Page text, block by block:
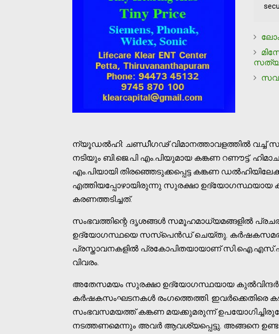
ന്യൂഡല്‍ഹി: ചണ്ഡീഗഢ് വിമാനത്താവളത്തില്‍ വച്ച്
നടിയും ബി.ജെ.പി എം.പിയുമായ കങ്കണ റണൗട്ട്.
എം.പിയായി തിരഞ്ഞെടുക്കപ്പെട്ട കങ്കണ
എത്തിയപ്പോഴായിരുന്നു സുരക്ഷാ ഉദ്യോഗസ്ഥയായ
കരണത്തടിച്ചത്.
സംഭവത്തിന്റെ ദൃശങ്ങള്‍ സമൂഹമാധ്യമങ്ങളില്‍
ഉദ്യോഗസ്ഥയെ സസ്‌പെന്‍ഡ് ചെയ്തു.
പ്രസ്താവനകളില്‍ പ്രകോപിതയായാണ്
വിവരം.
അതേസമയം സുരക്ഷാ ഉദ്യോഗസ്ഥയായ കുല്‍വിന്ദര്‍
കര്‍ഷകസംഘടനകള്‍ രംഗത്തെത്തി. ഇവര്‍ക്കെതിരെ
സംഭവസമയത്ത് കങ്കണ മയക്കുമരുന്ന്
നടത്തണമെന്നും അവര്‍ ആവശ്യപ്പെട്ടു. അങ്ങനെ